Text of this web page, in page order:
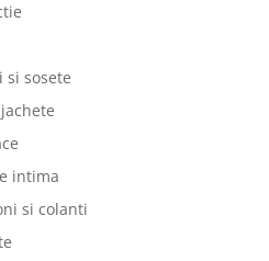
si sosete
intima
si colanti